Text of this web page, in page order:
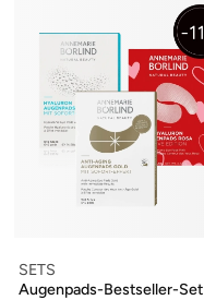
SETS
Augenpads-Bestseller-Set